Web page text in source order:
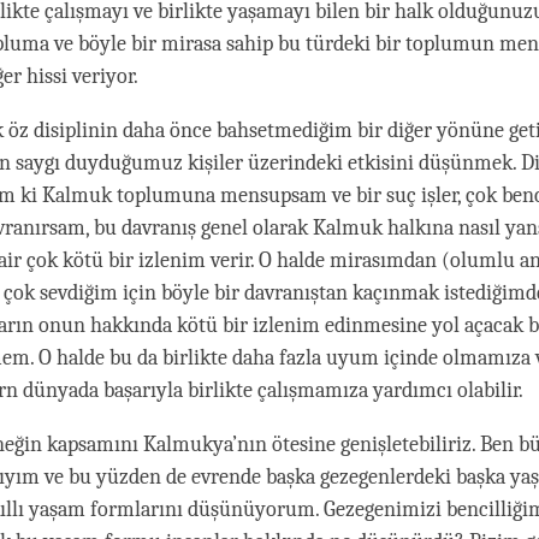
çalışmayı ve birlikte yaşamayı bilen bir halk
ve böyle bir mirasa sahip bu türdeki bir toplumun
hissi veriyor.
öz disiplinin daha önce bahsetmediğim bir diğer yönüne
saygı duyduğumuz kişiler üzerindeki etkisini düşünmek.
ki Kalmuk toplumuna mensupsam ve bir suç işler, çok
bu davranış genel olarak Kalmuk halkına nasıl
çok kötü bir izlenim verir. O halde mirasımdan (olumlu
sevdiğim için böyle bir davranıştan kaçınmak
onun hakkında kötü bir izlenim edinmesine yol açacak
O halde bu da birlikte daha fazla uyum içinde olmamıza
dünyada başarıyla birlikte çalışmamıza yardımcı olabilir.
kapsamını Kalmukya’nın ötesine genişletebiliriz. Ben
ve bu yüzden de evrende başka gezegenlerdeki başka
yaşam formlarını düşünüyorum. Gezegenimizi